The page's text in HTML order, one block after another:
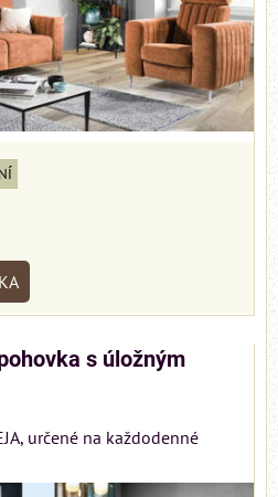
s úložným
určené na každodenné